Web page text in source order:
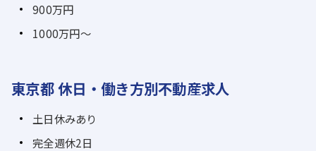
900万円
1000万円～
東京都 休日・働き方別不動産求人
土日休みあり
完全週休2日